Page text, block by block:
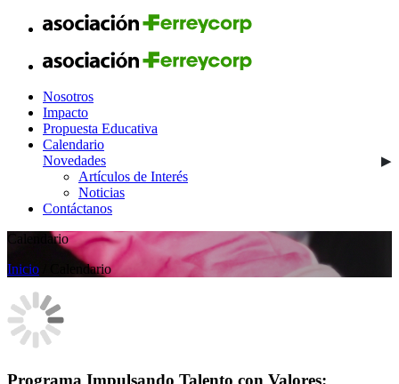
Nosotros
Impacto
Propuesta Educativa
Calendario
Novedades
Artículos de Interés
Noticias
Contáctanos
Calendario
Inicio / Calendario
Programa Impulsando Talento con Valores: